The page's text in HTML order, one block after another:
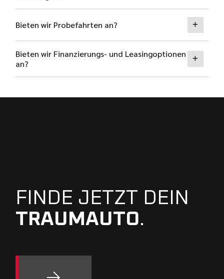
Bieten wir Probefahrten an?
Bieten wir Finanzierungs- und Leasingoptionen
an?
FINDE JETZT DEIN
TRAUMAUTO.